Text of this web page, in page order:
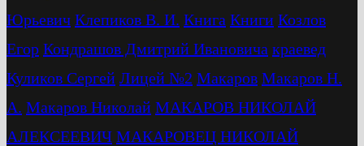
Юрьевич Клепиков В. И. Книга Книги Козлов
Егор Кондрашов Дмитрий Ивановича краевед
Куликов Сергей Лицей №2 Макаров Макаров Н.
А. Макаров Николай МАКАРОВ НИКОЛАЙ
АЛЕКСЕЕВИЧ МАКАРОВЕЦ НИКОЛАЙ